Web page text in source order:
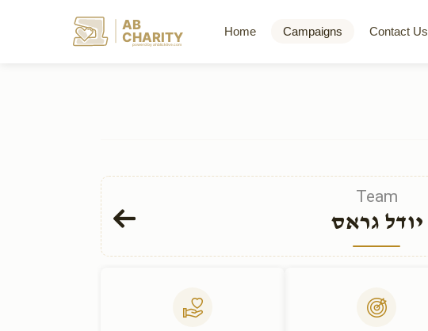
AB
CHARITY
powerd by ahblicklive.com
Home Campaigns Contact Us
Team
יודל גראס